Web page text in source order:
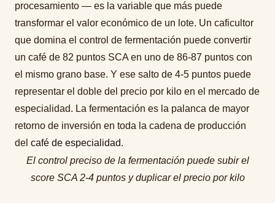
LOJA ECUADOR
MI CUENTA
SÉ NUESTRO DISTRIBUIDOR
procesamiento — es la variable que más puede
transformar el valor económico de un lote. Un caficultor
que domina el control de fermentación puede convertir
un café de 82 puntos SCA en uno de 86-87 puntos con
el mismo grano base. Y ese salto de 4-5 puntos puede
representar el doble del precio por kilo en el mercado de
especialidad. La fermentación es la palanca de mayor
retorno de inversión en toda la cadena de producción
del café de especialidad.
El control preciso de la fermentación puede subir el
score SCA 2-4 puntos y duplicar el precio por kilo